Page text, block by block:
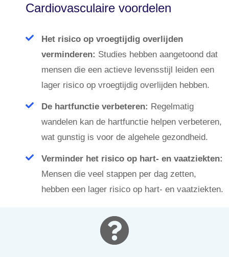
Cardiovasculaire voordelen
Het risico op vroegtijdig overlijden
verminderen: Studies hebben aangetoond dat
mensen die een actieve levensstijl leiden een
lager risico op vroegtijdig overlijden hebben.
De hartfunctie verbeteren: Regelmatig
wandelen kan de hartfunctie helpen verbeteren,
wat gunstig is voor de algehele gezondheid.
Verminder het risico op hart- en vaatziekten:
Mensen die veel stappen per dag zetten,
hebben een lager risico op hart- en vaatziekten.